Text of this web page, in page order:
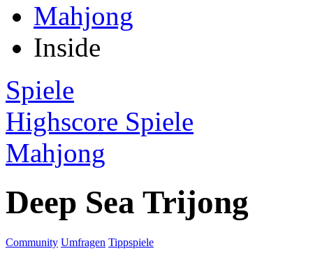
Mahjong
Inside
Spiele
Highscore Spiele
Mahjong
Deep Sea Trijong
Community Umfragen Tippspiele